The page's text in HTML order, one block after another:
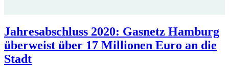
Jahresabschluss 2020: Gasnetz Hamburg
überweist über 17 Millionen Euro an die
Stadt